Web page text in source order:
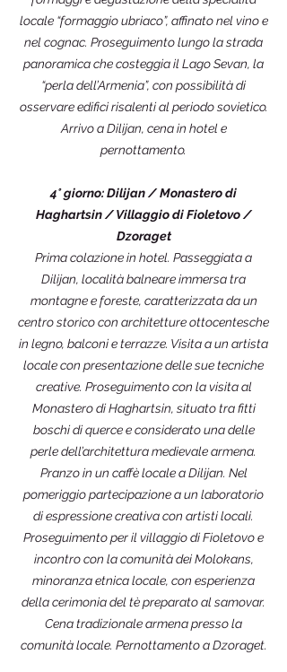
locale “formaggio ubriaco”, affinato nel vino e
nel cognac. Proseguimento lungo la strada
panoramica che costeggia il Lago Sevan, la
“perla dell’Armenia”, con possibilità di
osservare edifici risalenti al periodo sovietico.
Arrivo a Dilijan, cena in hotel e
pernottamento.
4° giorno: Dilijan / Monastero di
Haghartsin / Villaggio di Fioletovo /
Dzoraget
Prima colazione in hotel. Passeggiata a
Dilijan, località balneare immersa tra
montagne e foreste, caratterizzata da un
centro storico con architetture ottocentesche
in legno, balconi e terrazze. Visita a un artista
locale con presentazione delle sue tecniche
creative. Proseguimento con la visita al
Monastero di Haghartsin, situato tra fitti
boschi di querce e considerato una delle
perle dell’architettura medievale armena.
Pranzo in un caffè locale a Dilijan. Nel
pomeriggio partecipazione a un laboratorio
di espressione creativa con artisti locali.
Proseguimento per il villaggio di Fioletovo e
incontro con la comunità dei Molokans,
minoranza etnica locale, con esperienza
della cerimonia del tè preparato al samovar.
Cena tradizionale armena presso la
comunità locale. Pernottamento a Dzoraget.